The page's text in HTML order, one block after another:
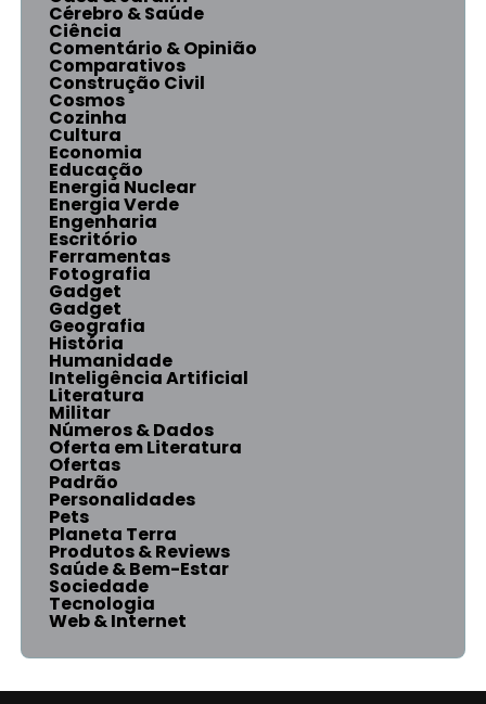
Cérebro & Saúde
Ciência
Comentário & Opinião
Comparativos
Construção Civil
Cosmos
Cozinha
Cultura
Economia
Educação
Energia Nuclear
Energia Verde
Engenharia
Escritório
Ferramentas
Fotografia
Gadget
Gadget
Geografia
História
Humanidade
Inteligência Artificial
Literatura
Militar
Números & Dados
Oferta em Literatura
Ofertas
Padrão
Personalidades
Pets
Planeta Terra
Produtos & Reviews
Saúde & Bem-Estar
Sociedade
Tecnologia
Web & Internet